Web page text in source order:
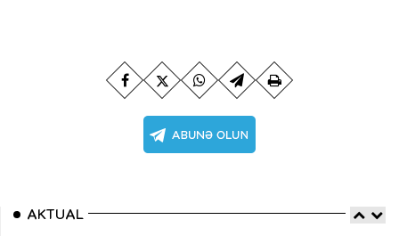
AKTUAL